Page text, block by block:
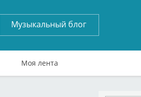
Музыкальный блог
Моя лента